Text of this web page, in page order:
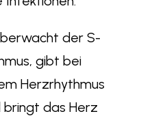
der S-
gibt bei
Herzrhythmus
bringt das Herz